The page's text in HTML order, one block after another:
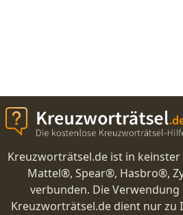
Kreuzworträtsel.de ist in keinster
Mattel®, Spear®, Hasbro®,
verbunden. Die
Kreuzworträtsel.de dient nur zu